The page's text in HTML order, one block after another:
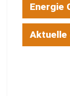
Energie
Aktuelle